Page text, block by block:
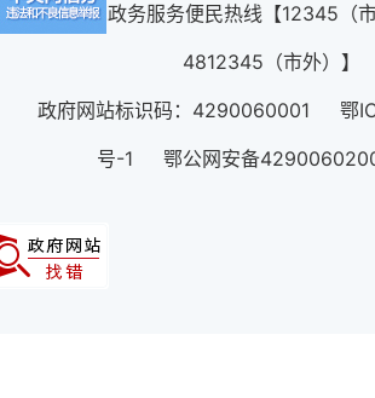
12345政务服务便民热线【12345（
4812345（市外）】
政府网站标识码：4290060001 鄂
号-1 鄂公网安备